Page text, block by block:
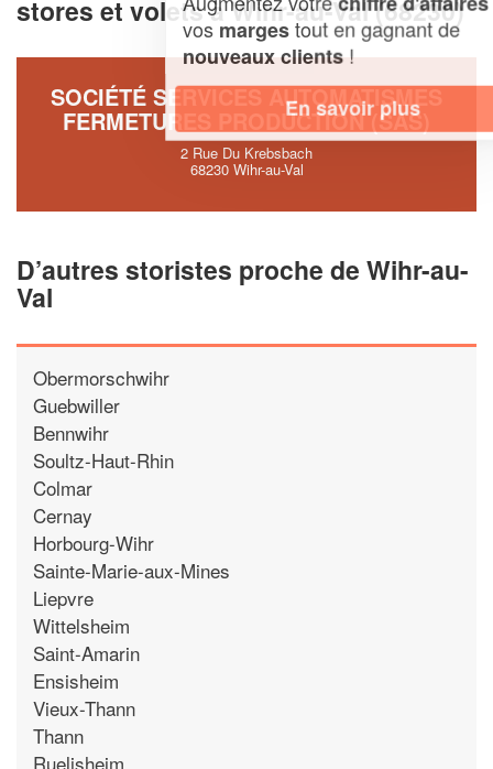
stores et volets à Wihr-au-Val (68230)
SOCIÉTÉ SERVICES AUTOMATISMES
FERMETURES PRODUCTION (SAS)
2 Rue Du Krebsbach
68230 Wihr-au-Val
D’autres storistes proche de Wihr-au-
Val
Obermorschwihr
Guebwiller
Bennwihr
Soultz-Haut-Rhin
Colmar
Cernay
Horbourg-Wihr
Sainte-Marie-aux-Mines
Liepvre
Wittelsheim
Saint-Amarin
Ensisheim
Vieux-Thann
Thann
Ruelisheim
vosmargestout en gagnant de
nouveaux clients!
En savoir plus